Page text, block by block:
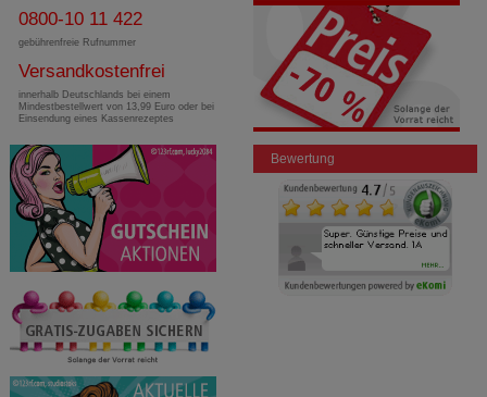
0800-10 11 422
gebührenfreie Rufnummer
Versandkostenfrei
innerhalb Deutschlands bei einem
Mindestbestellwert von 13,99 Euro oder bei
Einsendung eines Kassenrezeptes
Bewertung